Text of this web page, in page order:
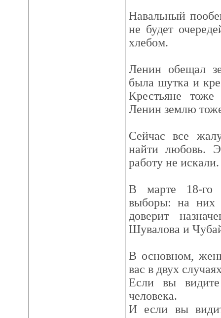
Навальный
не будет
хлебом.
Ленин обещал
была шутка и
Крестьяне
Ленин землю
Сейчас все
найти любовь.
работу не искали.
В марте 18-го
выборы: на них
доверит
Шувалова и
В основном,
вас в двух
Если вы
человека.
И если вы